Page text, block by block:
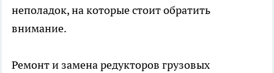
неполадок, на которые стоит обратить
внимание.
Ремонт и замена редукторов грузовых